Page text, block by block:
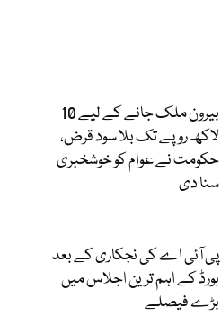
بیرون ملک جانے کے لیے 10
لاکھ روپے تک بلا سود قرض،
حکومت نے عوام کو خوشخبری
سنا دی
پی آئی اے کی نجکاری کے بعد
بورڈ کے اہم ترین اجلاس میں
بڑے فیصلے